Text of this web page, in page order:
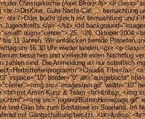
der Christuskirche (Axel Bker)</li> <li
/>DisKino, Gute-Nacht-Caf, ...
/>Oder bucht gleich mit bernachtung und
p> </td> <td
align="center"> 25. - 29. Oktober 2004
11 Jahren. Wir entdecken fremde Planeten
um 16.30 Uhr wieder landen.</p> <p
besuchen und vielleicht einen Nachtflug
sind. Die Anmeldung ist nur schriftlich
Trbs</a>,
vspace="10" border="0" alt="ausgebucht"
src="images/pin.gif" width="10"
Armin Kunz & Team <br>&nbsp; <img
src="jugend/
und Glan bis zum Bostalsee im Saarland. Im
mit Gangschaltung besitzt. <br>&nbsp;